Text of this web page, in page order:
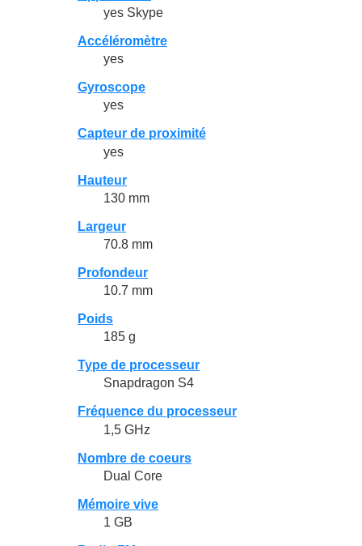
yes Skype
Accéléromètre
yes
Gyroscope
yes
Capteur de proximité
yes
Hauteur
130 mm
Largeur
70.8 mm
Profondeur
10.7 mm
Poids
185 g
Type de processeur
Snapdragon S4
Fréquence du processeur
1,5 GHz
Nombre de coeurs
Dual Core
Mémoire vive
1 GB